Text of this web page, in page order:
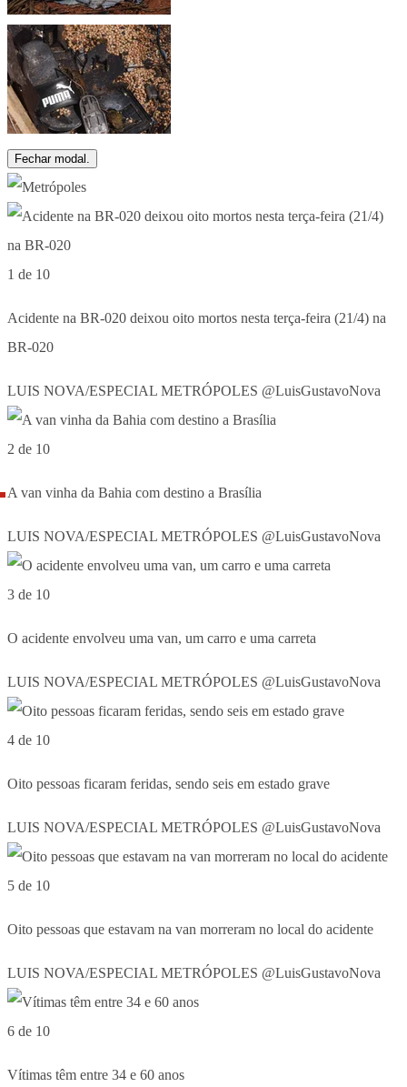
Fechar modal.
1 de 10
Acidente na BR-020 deixou oito mortos nesta terça-feira (21/4) na
BR-020
LUIS NOVA/ESPECIAL METRÓPOLES @LuisGustavoNova
2 de 10
A van vinha da Bahia com destino a Brasília
LUIS NOVA/ESPECIAL METRÓPOLES @LuisGustavoNova
3 de 10
O acidente envolveu uma van, um carro e uma carreta
LUIS NOVA/ESPECIAL METRÓPOLES @LuisGustavoNova
4 de 10
Oito pessoas ficaram feridas, sendo seis em estado grave
LUIS NOVA/ESPECIAL METRÓPOLES @LuisGustavoNova
5 de 10
Oito pessoas que estavam na van morreram no local do acidente
LUIS NOVA/ESPECIAL METRÓPOLES @LuisGustavoNova
6 de 10
Vítimas têm entre 34 e 60 anos